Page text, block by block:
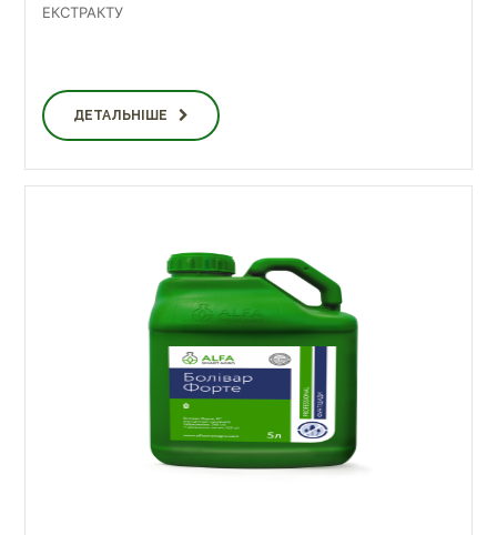
ЕКСТРАКТУ
ДЕТАЛЬНІШЕ